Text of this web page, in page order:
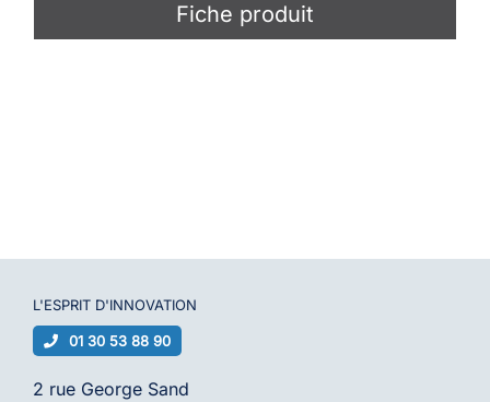
Fiche produit
L'ESPRIT D'INNOVATION
01 30 53 88 90
2 rue George Sand